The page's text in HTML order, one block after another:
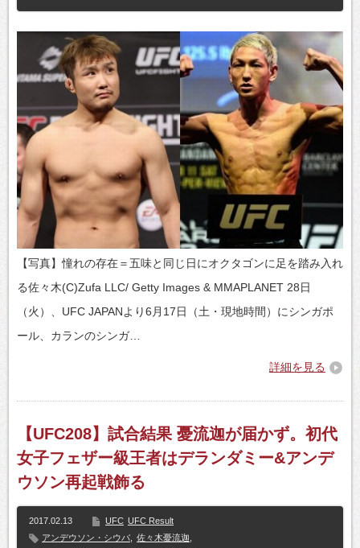
【写真】憧れの存在＝五味と同じ日にオクタゴンに足を踏み入れ
る佐々木(C)Zufa LLC/ Getty Images & MMAPLANET 28日
（火）、UFC JAPANより6月17日（土・現地時間）にシンガポ
ール、カランのシンガ…
詳細を見る
【UFC208】試合結果 憂流迦が届かず。初代
女子フェザー級王者はデランダミー&アンデ
ウソン再起戦飾る
2017.02.13 UFC UFC Result
アンデウソン・シウバ
佐々木憂流迦